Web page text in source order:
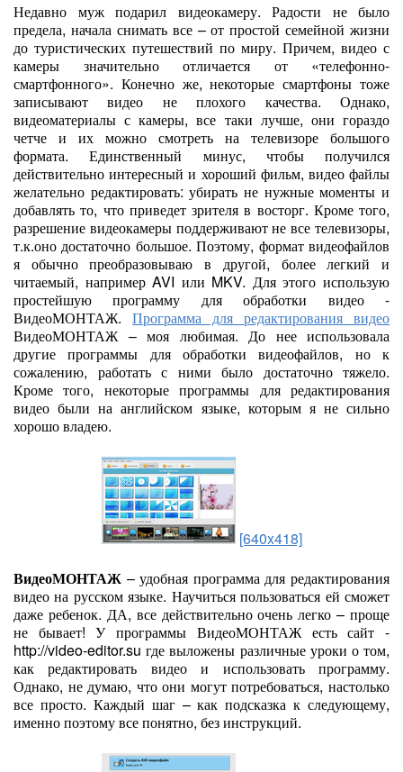
Недавно муж подарил видеокамеру. Радости не было
предела, начала снимать все – от простой семейной жизни
до туристических путешествий по миру. Причем, видео с
камеры значительно отличается от «телефонно-
смартфонного». Конечно же, некоторые смартфоны тоже
записывают видео не плохого качества. Однако,
видеоматериалы с камеры, все таки лучше, они гораздо
четче и их можно смотреть на телевизоре большого
формата. Единственный минус, чтобы получился
действительно интересный и хороший фильм, видео файлы
желательно редактировать: убирать не нужные моменты и
добавлять то, что приведет зрителя в восторг. Кроме того,
разрешение видеокамеры поддерживают не все телевизоры,
т.к.оно достаточно большое. Поэтому, формат видеофайлов
я обычно преобразовываю в другой, более легкий и
читаемый, например AVI или MKV. Для этого использую
простейшую программу для обработки видео -
ВидеоМОНТАЖ. Программа для редактирования видео
ВидеоМОНТАЖ – моя любимая. До нее использовала
другие программы для обработки видеофайлов, но к
сожалению, работать с ними было достаточно тяжело.
Кроме того, некоторые программы для редактирования
видео были на английском языке, которым я не сильно
хорошо владею.
[640x418]
ВидеоМОНТАЖ – удобная программа для редактирования
видео на русском языке. Научиться пользоваться ей сможет
даже ребенок. ДА, все действительно очень легко – проще
не бывает! У программы ВидеоМОНТАЖ есть сайт -
http://video-editor.su где выложены различные уроки о том,
как редактировать видео и использовать программу.
Однако, не думаю, что они могут потребоваться, настолько
все просто. Каждый шаг – как подсказка к следующему,
именно поэтому все понятно, без инструкций.